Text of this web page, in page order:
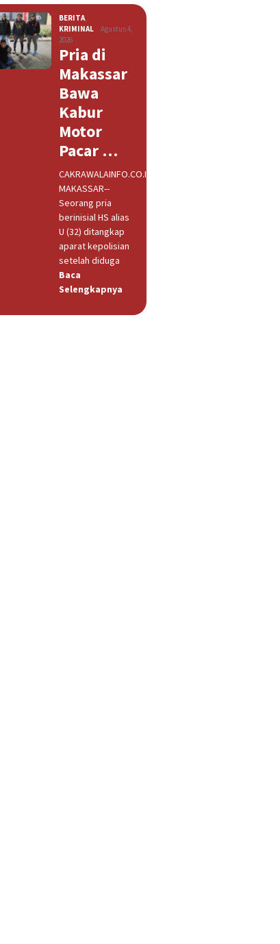
BERITA
KRIMINAL
Agustus 4,
2026
Pria di
Makassar
Bawa
Kabur
Motor
Pacar …
CAKRAWALAINFO.CO.ID,
MAKASSAR--
Seorang pria
berinisial HS alias
U (32) ditangkap
aparat kepolisian
setelah diduga
Baca
Selengkapnya